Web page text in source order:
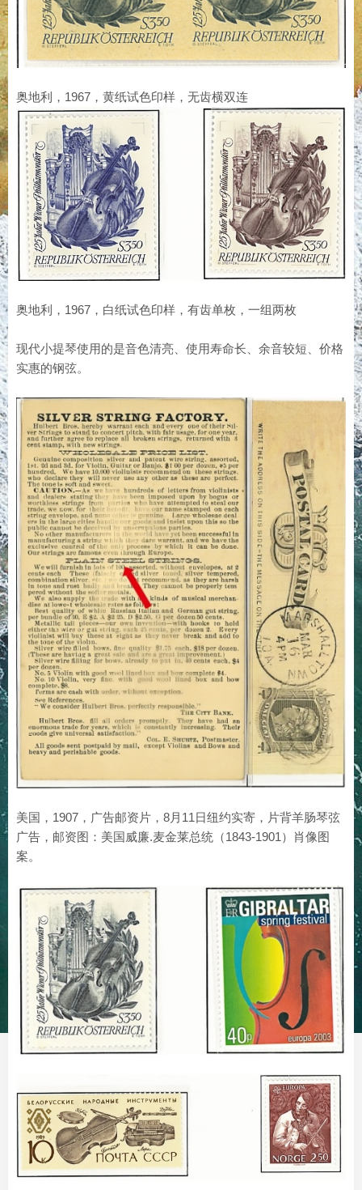
奥地利，1967，黄纸试色印样，无齿横双连
奥地利，1967，白纸试色印样，有齿单枚，一组两枚
现代小提琴使用的是音色清亮、使用寿命长、余音较短、价格
实惠的钢弦。
美国，1907，广告邮资片，8月11日纽约实寄，片背羊肠琴弦
广告，邮资图：美国威廉.麦金莱总统（1843-1901）肖像图
案。